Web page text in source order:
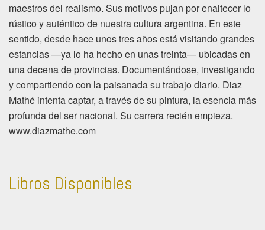
maestros del realismo. Sus motivos pujan por enaltecer lo
rústico y auténtico de nuestra cultura argentina. En este
sentido, desde hace unos tres años está visitando grandes
estancias —ya lo ha hecho en unas treinta— ubicadas en
una decena de provincias. Documentándose, investigando
y compartiendo con la paisanada su trabajo diario. Diaz
Mathé intenta captar, a través de su pintura, la esencia más
profunda del ser nacional. Su carrera recién empieza.
www.diazmathe.com
Libros Disponibles